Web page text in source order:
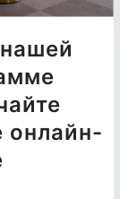
онлайн-